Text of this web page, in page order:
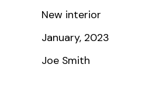
New interior
January, 2023
Joe Smith